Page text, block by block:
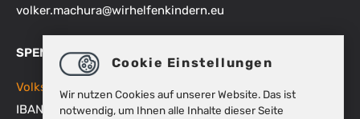
volker.machura@wirhelfenkindern.eu
SPENDENKONTEN
Volksbank BRAWO
IBAN: DE48 2699 1066 1512 9270 00
Cookie Einstellungen
Wir nutzen Cookies auf unserer Website. Das ist
notwendig, um Ihnen alle Inhalte dieser Seite